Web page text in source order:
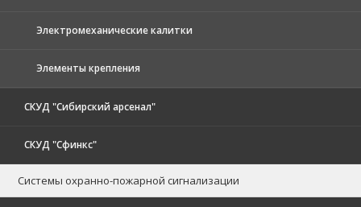
Электромеханические калитки
Элементы крепления
СКУД "Сибирский арсенал"
СКУД "Сфинкс"
Системы охранно-пожарной сигнализации